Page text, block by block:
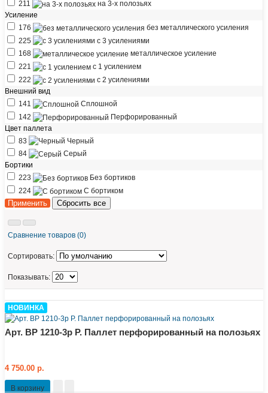
211
на 3-х полозьях
Усиление
176
без металлического усиления
225
с 3 усилениями
168
металлическое усиление
221
с 1 усилением
222
с 2 усилениями
Внешний вид
141
Сплошной
142
Перфорированный
Цвет паллета
83
Черный
84
Серый
Бортики
223
Без бортиков
224
С бортиком
Сравнение товаров (0)
Сортировать:
Показывать:
НОВИНКА
Арт. BP 1210-3p P. Паллет перфорированный на полозьях
4 750.00 р.
В корзину